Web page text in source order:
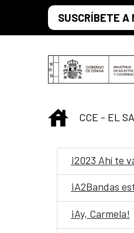
Skip to Main Content
SUSCRÍBETE A
INICIO
CCE - EL
¡2023 Ahí te
¡A2Bandas
¡Ay, Carmela!